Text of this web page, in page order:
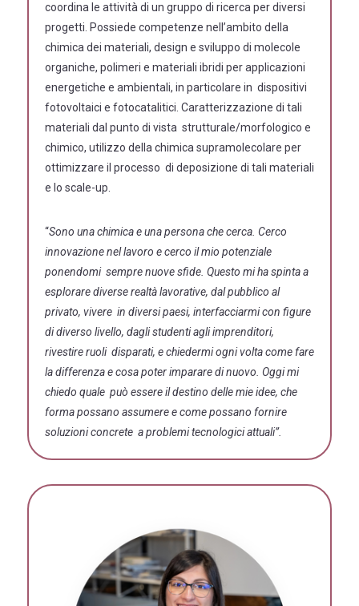
coordina le attività di un gruppo di ricerca per diversi
progetti. Possiede competenze nell’ambito della
chimica dei materiali, design e sviluppo di molecole
organiche, polimeri e materiali ibridi per applicazioni
energetiche e ambientali, in particolare in dispositivi
fotovoltaici e fotocatalitici. Caratterizzazione di tali
materiali dal punto di vista strutturale/morfologico e
chimico, utilizzo della chimica supramolecolare per
ottimizzare il processo di deposizione di tali materiali
e lo scale-up.
“Sono una chimica e una persona che cerca. Cerco
innovazione nel lavoro e cerco il mio potenziale
ponendomi sempre nuove sfide. Questo mi ha spinta a
esplorare diverse realtà lavorative, dal pubblico al
privato, vivere in diversi paesi, interfacciarmi con figure
di diverso livello, dagli studenti agli imprenditori,
rivestire ruoli disparati, e chiedermi ogni volta come fare
la differenza e cosa poter imparare di nuovo. Oggi mi
chiedo quale può essere il destino delle mie idee, che
forma possano assumere e come possano fornire
soluzioni concrete a problemi tecnologici attuali”.